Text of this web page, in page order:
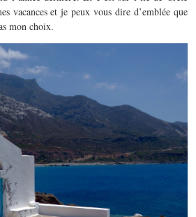
vacances et je peux vous dire d’emblée que
mon choix.